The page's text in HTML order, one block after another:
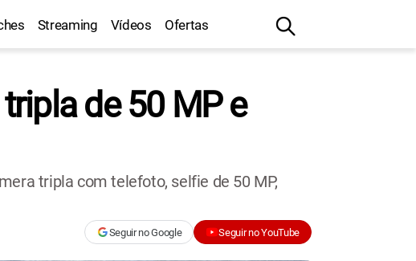
Streaming Vídeos Ofertas
de 50 MP e
tripla com telefoto, selfie de 50 MP,
Seguir no Google Seguir no YouTube